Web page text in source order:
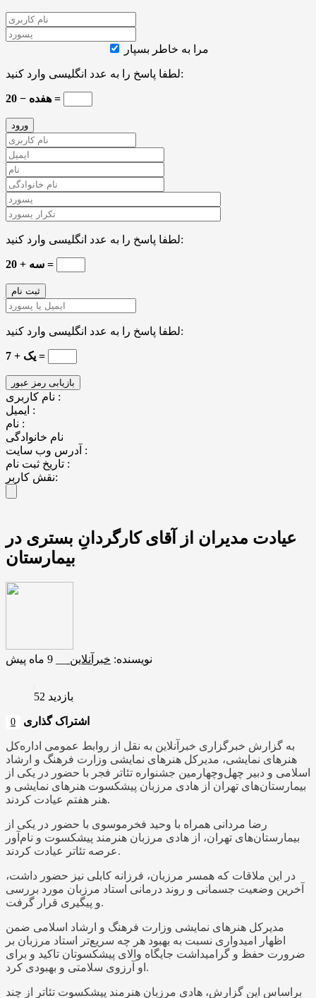
مرا به خاطر بسپار
لطفا پاسخ را به عدد انگلیسی وارد کنید:
20 − هفده =
لطفا پاسخ را به عدد انگلیسی وارد کنید:
سه + 20 =
لطفا پاسخ را به عدد انگلیسی وارد کنید:
7 + یک =
نام کاربری :
ایمیل :
نام :
نام خانوادگی
آدرس وب سایت :
تاریخ ثبت نام :
نقش کاربر:
عیادت مدیران از آقای کارگردانِ بستری در
بیمارستان
نویسنده: خبرآنلاین 9 ماه پیش
بازدید 52
اشتراک گذاری 0
به گزارش خبرگزاری خبرآنلاین به نقل از روابط‌ عمومی اداره‌کل
هنرهای نمایشی، مدیرکل هنرهای نمایشی وزارت فرهنگ و ارشاد
اسلامی و دبیر چهل‌وچهارمین جشنواره تئاتر فجر با حضور در یکی از
بیمارستان‌های تهران از هادی مرزبان پیشکسوت هنرهای نمایشی و
هنر هفتم عیادت کردند.
رضا مردانی همراه با وحید فخرموسوی با حضور در یکی از
بیمارستان‌های تهران، از هادی مرزبان هنرمند پیشکسوت و نام‌آور
عرصه تئاتر عیادت کردند.
در این ملاقات که همسر مرزبان، فرزانه کابلی نیز حضور داشت،
آخرین وضعیت جسمانی و روند درمانی استاد مرزبان مورد بررسی
و پیگیری قرار گرفت.
مدیرکل هنرهای نمایشی وزارت فرهنگ و ارشاد اسلامی ضمن
اظهار امیدواری نسبت به بهبود هر چه سریع‌تر استاد مرزبان بر
ضرورت حفظ و گرامیداشت جایگاه والای پیشکسوتان تاکید و برای
او آرزوی سلامتی و بهبودی کرد.
براساس این گزارش، هادی مرزبان هنرمند پیشکسوت تئاتر از چند